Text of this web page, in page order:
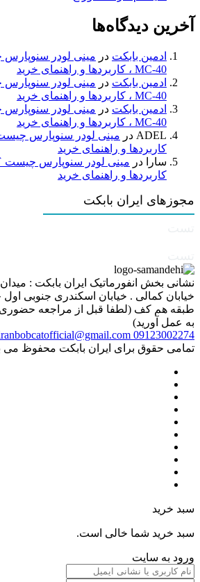
آخرین دیدگاه‌ها
ادمین بابکت در
MC-40 ، کاربردها و راهنمای خرید
ادمین بابکت در
MC-40 ، کاربردها و راهنمای خرید
ادمین بابکت در
MC-40 ، کاربردها و راهنمای خرید
ADEL در
کاربردها و راهنمای خرید
سارا
در
کاربردها و راهنمای خرید
مجوزهای ایران بابکت
نشانی بخش انفورماتیک ایران بابکت :
طبقه هم کف (لطفا قبل از مراجعه حضوری
به عمل آورید)
09123002274
تمامی حقوق برای ایران بابکت محفوظ می
سبد خرید
سبد خرید شما خالی است.
ورود به سایت